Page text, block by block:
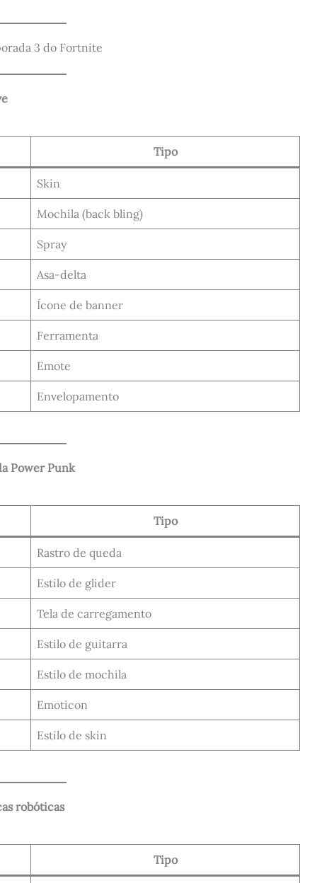
3 do Fortnite
Tipo
Skin
Mochila (back bling)
Spray
Asa-delta
Ícone de banner
Ferramenta
Emote
Envelopamento
Power Punk
Tipo
Rastro de queda
Estilo de glider
Tela de carregamento
Estilo de guitarra
Estilo de mochila
Emoticon
Estilo de skin
robóticas
Tipo